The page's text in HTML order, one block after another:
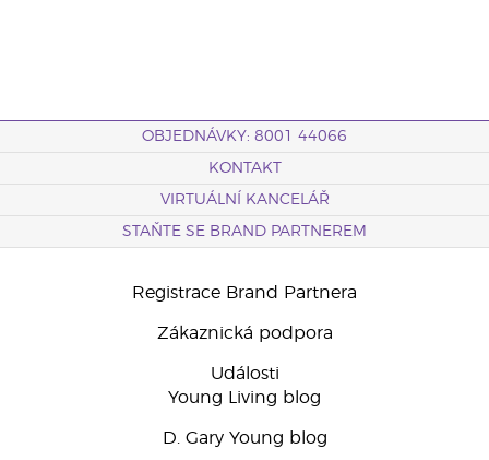
OBJEDNÁVKY: 8001 44066
KONTAKT
VIRTUÁLNÍ KANCELÁŘ
STAŇTE SE BRAND PARTNEREM
Registrace Brand Partnera
Zákaznická podpora
Události
Young Living blog
D. Gary Young blog